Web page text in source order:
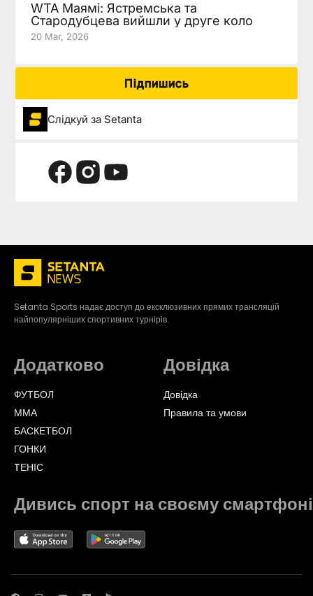
WTA Маямі: Ястремська та
Стародубцева вийшли у друге коло
20 Mar, 2026
Підпишись
Слідкуй за Setanta
Setanta Sports надає доступ до ексклюзивних прямих трансляцій
найпопулярніших спортивних турнірів.
Додатково
ФУТБОЛ
ММА
БАСКЕТБОЛ
ГОНКИ
TЕНІС
Довідка
Довідка
Правила та умови
Дивись спорт на своєму смартфоні